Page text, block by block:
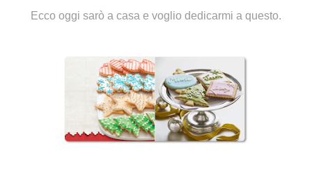
Ecco oggi sarò a casa e voglio dedicarmi a questo.